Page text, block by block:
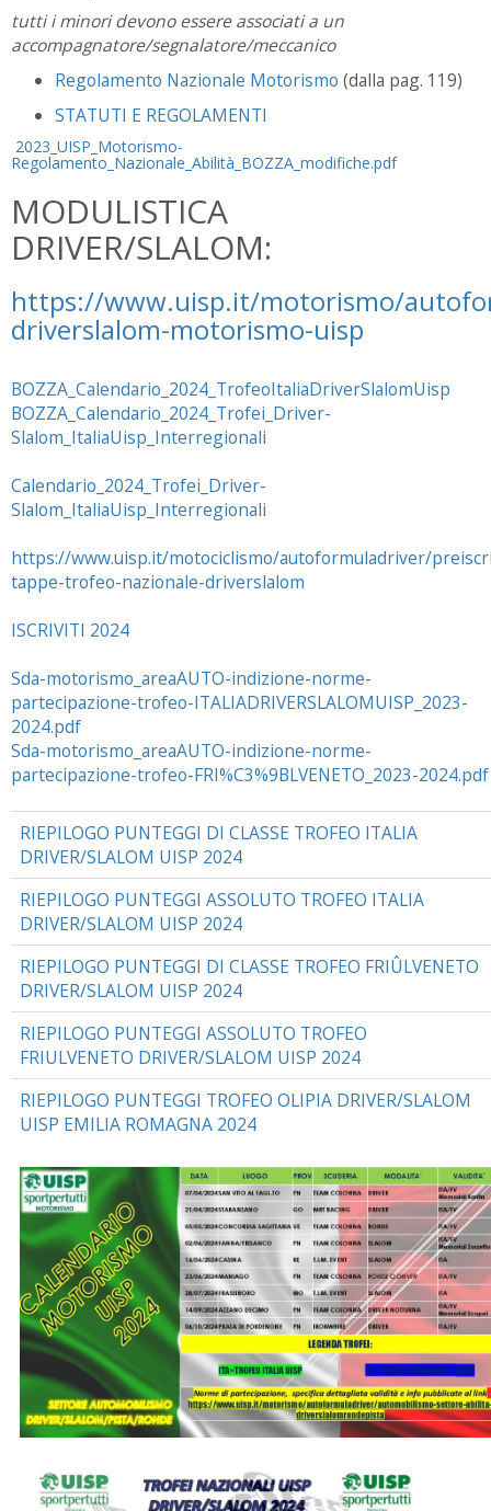
tutti i minori devono essere associati a un
accompagnatore/segnalatore/meccanico
Regolamento Nazionale Motorismo (dalla pag. 119)
STATUTI E REGOLAMENTI
2023_UISP_Motorismo-
Regolamento_Nazionale_Abilità_BOZZA_modifiche.pdf
MODULISTICA
DRIVER/SLALOM:
https://www.uisp.it/motorismo/
driverslalom-motorismo-uisp
BOZZA_Calendario_2024_TrofeoItaliaDriverSlalomUisp
BOZZA_Calendario_2024_Trofei_Driver-
Slalom_ItaliaUisp_Interregionali
Calendario_2024_Trofei_Driver-
Slalom_ItaliaUisp_Interregionali
https://www.uisp.it/motociclismo/autoformuladriver/
tappe-trofeo-nazionale-driverslalom
ISCRIVITI 2024
Sda-motorismo_areaAUTO-indizione-norme-
partecipazione-trofeo-ITALIADRIVERSLALOMUISP_2023-
2024.pdf
Sda-motorismo_areaAUTO-indizione-norme-
partecipazione-trofeo-FRI%C3%9BLVENETO_2023-2024.pdf
RIEPILOGO PUNTEGGI DI CLASSE TROFEO ITALIA
DRIVER/SLALOM UISP 2024
RIEPILOGO PUNTEGGI ASSOLUTO TROFEO ITALIA
DRIVER/SLALOM UISP 2024
RIEPILOGO PUNTEGGI DI CLASSE TROFEO FRIÛLVENETO
DRIVER/SLALOM UISP 2024
RIEPILOGO PUNTEGGI ASSOLUTO TROFEO
FRIULVENETO DRIVER/SLALOM UISP 2024
RIEPILOGO PUNTEGGI TROFEO OLIPIA DRIVER/SLALOM
UISP EMILIA ROMAGNA 2024